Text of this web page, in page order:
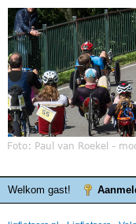
Welkom gast!